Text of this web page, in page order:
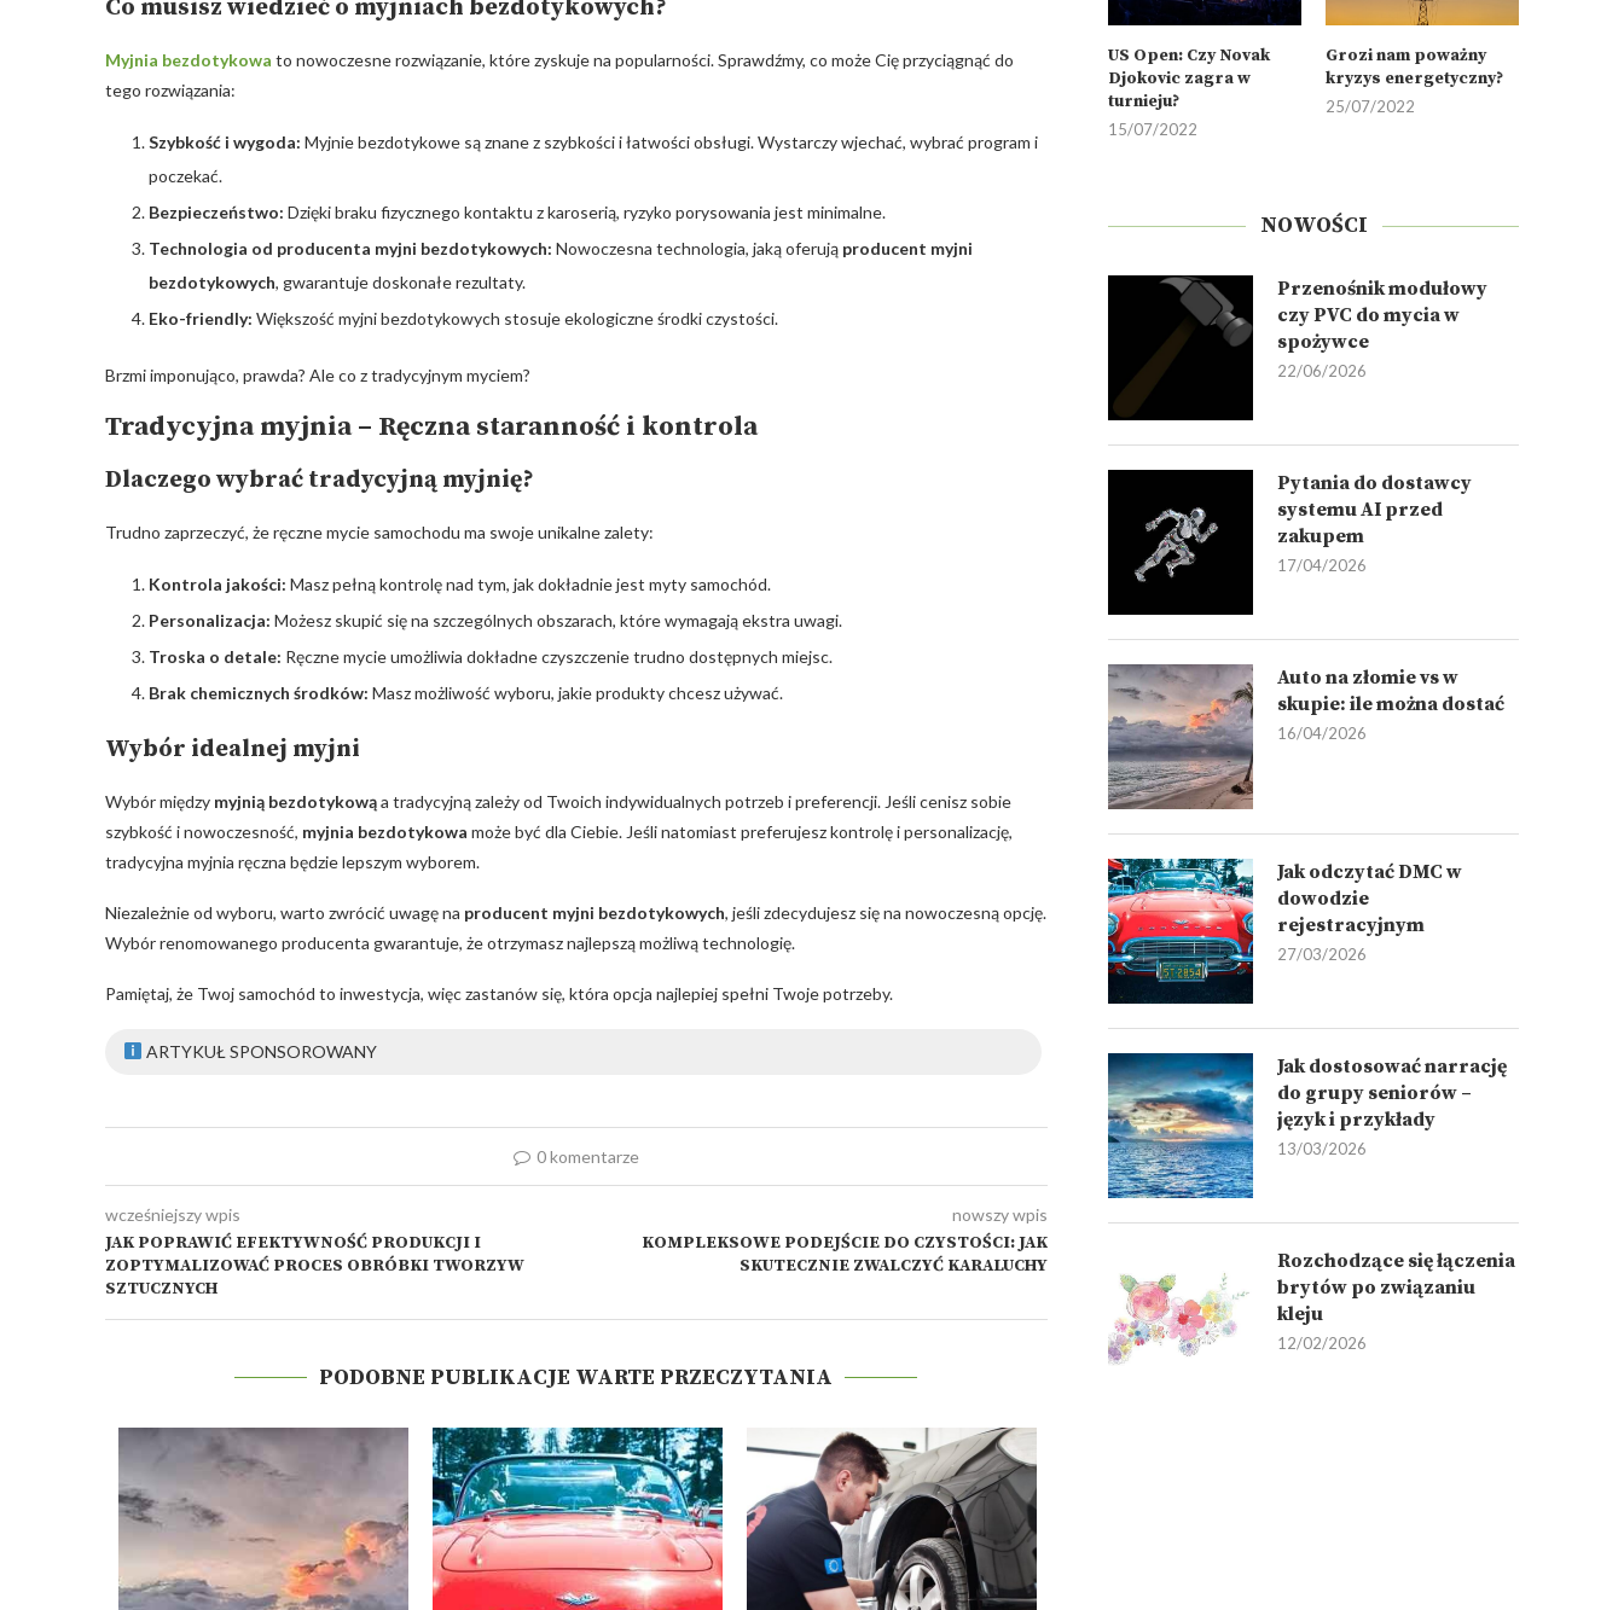
Co musisz wiedzieć o myjniach bezdotykowych?
Myjnia bezdotykowa to nowoczesne rozwiązanie, które zyskuje na popularności. Sprawdźmy, co może Cię przyciągnąć do
tego rozwiązania:
Szybkość i wygoda: Myjnie bezdotykowe są znane z szybkości i łatwości obsługi. Wystarczy wjechać, wybrać program i
poczekać.
Bezpieczeństwo: Dzięki braku fizycznego kontaktu z karoserią, ryzyko porysowania jest minimalne.
Technologia od producenta myjni bezdotykowych: Nowoczesna technologia, jaką oferują producent myjni
bezdotykowych, gwarantuje doskonałe rezultaty.
Eko-friendly: Większość myjni bezdotykowych stosuje ekologiczne środki czystości.
Brzmi imponująco, prawda? Ale co z tradycyjnym myciem?
Tradycyjna myjnia – Ręczna staranność i kontrola
Dlaczego wybrać tradycyjną myjnię?
Trudno zaprzeczyć, że ręczne mycie samochodu ma swoje unikalne zalety:
Kontrola jakości: Masz pełną kontrolę nad tym, jak dokładnie jest myty samochód.
Personalizacja: Możesz skupić się na szczególnych obszarach, które wymagają ekstra uwagi.
Troska o detale: Ręczne mycie umożliwia dokładne czyszczenie trudno dostępnych miejsc.
Brak chemicznych środków: Masz możliwość wyboru, jakie produkty chcesz używać.
Wybór idealnej myjni
Wybór między myjnią bezdotykowąa tradycyjną zależy od Twoich indywidualnych potrzeb i preferencji. Jeśli cenisz sobie
szybkość i nowoczesność, myjnia bezdotykowa może być dla Ciebie. Jeśli natomiast preferujesz kontrolę i personalizację,
tradycyjna myjnia ręczna będzie lepszym wyborem.
Niezależnie od wyboru, warto zwrócić uwagę na producent myjni bezdotykowych, jeśli zdecydujesz się na nowoczesną opcję.
Wybór renomowanego producenta gwarantuje, że otrzymasz najlepszą możliwą technologię.
Pamiętaj, że Twoj samochód to inwestycja, więc zastanów się, która opcja najlepiej spełni Twoje potrzeby.
ARTYKUŁ SPONSOROWANY
0 komentarze
wcześniejszy wpis
JAK POPRAWIĆ EFEKTYWNOŚĆ PRODUKCJI I
ZOPTYMALIZOWAĆ PROCES OBRÓBKI TWORZYW
SZTUCZNYCH
nowszy wpis
KOMPLEKSOWE PODEJŚCIE DO CZYSTOŚCI: JAK
SKUTECZNIE ZWALCZYĆ KARALUCHY
PODOBNE PUBLIKACJE WARTE PRZECZYTANIA
US Open: Czy Novak
Djokovic zagra w
turnieju?
15/07/2022
Grozi nam poważny
kryzys energetyczny?
25/07/2022
NOWOŚCI
Przenośnik modułowy
czy PVC do mycia w
spożywce
22/06/2026
Pytania do dostawcy
systemu AI przed
zakupem
17/04/2026
Auto na złomie vs w
skupie: ile można dostać
16/04/2026
Jak odczytać DMC w
dowodzie
rejestracyjnym
27/03/2026
Jak dostosować narrację
do grupy seniorów –
język i przykłady
13/03/2026
Rozchodzące się łączenia
brytów po związaniu
kleju
12/02/2026